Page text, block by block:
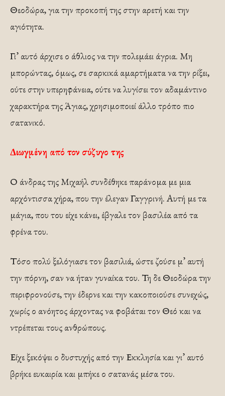
Θεοδώρα, για την προκοπή της στην αρετή και την
αγιότητα.
Γι’ αυτό άρχισε ο άθλιος να την πολεμάει άγρια. Μη
μπορώντας, όμως, σε σαρκικά αμαρτήματα να την ρίξει,
ούτε στην υπερηφάνεια, ούτε να λυγίσει τον αδαμάντινο
χαρακτήρα της Άγιας, χρησιμοποιεί άλλο τρόπο πιο
σατανικό.
Διωγμένη από τον σύζυγο της
Ο άνδρας της Μιχαήλ συνδέθηκε παράνομα με μια
αρχόντισσα χήρα, που την έλεγαν Γαγγρινή. Αυτή με τα
μάγια, που του είχε κάνει, έβγαλε τον βασιλέα από τα
φρένα του.
Τόσο πολύ ξελόγιασε τον βασιλιά, ώστε ζούσε μ’ αυτή
την πόρνη, σαν να ήταν γυναίκα του. Τη δε Θεοδώρα την
περιφρονούσε, την έδερνε και την κακοποιούσε συνεχώς,
χωρίς ο ανόητος άρχοντας να φοβάται τον Θεό και να
ντρέπεται τους ανθρώπους.
Είχε ξεκόψει ο δυστυχής από την Εκκλησία και γι’ αυτό
βρήκε ευκαιρία και μπήκε ο σατανάς μέσα του.